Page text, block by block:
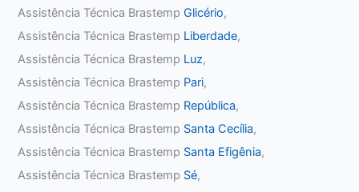
Assistência Técnica BrastempGlicério,
Assistência Técnica Brastemp Liberdade,
Assistência Técnica Brastemp Luz,
Assistência Técnica Brastemp Pari,
Assistência Técnica Brastemp República,
Assistência Técnica Brastemp Santa Cecília,
Assistência Técnica Brastemp Santa Efigênia,
Assistência Técnica Brastemp Sé,